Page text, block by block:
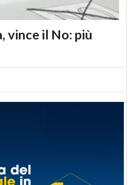
vince il No: più